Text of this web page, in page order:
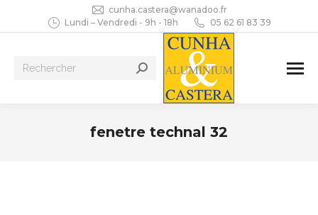
cunha.castera@wanadoo.fr
Lundi – Vendredi - 9h - 18h
05 62 61 83 39
Recherche
fenetre technal 32